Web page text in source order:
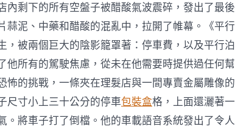
內剩下的所有空盤子被醋酸氣波震碎，發出了最後
蒜泥、中藥和醋酸的混亂中，拉開了帷幕。《平行
，被兩個巨大的陰影籠罩著：停車費，以及平行泊
他所有的駕駛焦慮，從未在他需要時提供過任何幫
怖的挑戰，一條夾在理髮店與一間專賣金屬雕像的
尺寸小上三十公分的停車包裝盒格，上面還灑著一
。將車子打了倒檔。他的車載語音系統發出了令人